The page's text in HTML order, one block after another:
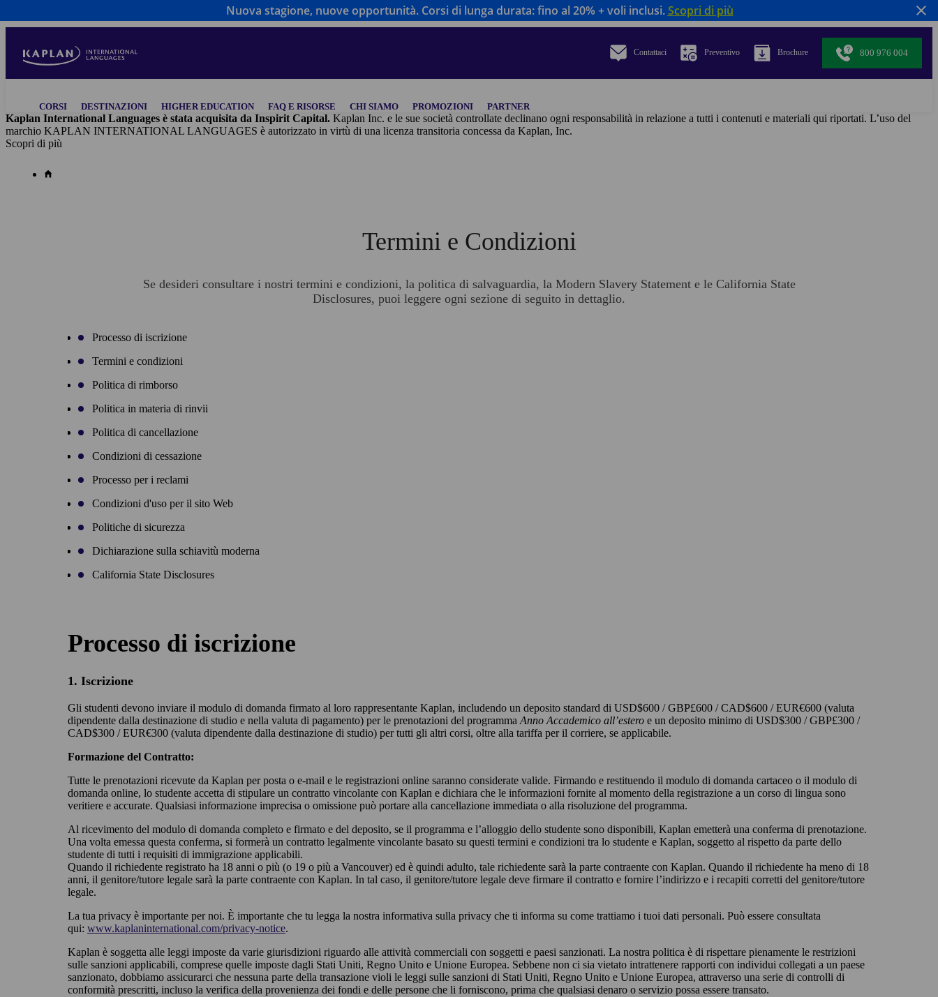
al
principale
Contattaci Preventivo Brochure 800 976 004
navigationCORSI DESTINAZIONI HIGHER EDUCATION FAQ E RISORSE CHI SIAMO PROMOZIONI PARTNER
Kaplan International Languages è stata acquisita da Inspirit Capital. Kaplan Inc. e le sue società controllate declinano ogni responsabilità in relazione a tutti i contenuti e materiali qui riportati. L’uso del
marchio KAPLAN INTERNATIONAL LANGUAGES è autorizzato in virtù di una licenza transitoria concessa da Kaplan, Inc.
Scopri di più
Nuova stagione, nuove opportunità. Corsi di lunga durata: fino al 20% + voli inclusi.Scopri di più
Termini e Condizioni
Se desideri consultare i nostri termini e condizioni, la politica di salvaguardia, la Modern Slavery Statement e le California State
Disclosures, puoi leggere ogni sezione di seguito in dettaglio.
Processo di iscrizione
Termini e condizioni
Politica di rimborso
Politica in materia di rinvii
Politica di cancellazione
Condizioni di cessazione
Processo per i reclami
Condizioni d'uso per il sito Web
Politiche di sicurezza
Dichiarazione sulla schiavitù moderna
California State Disclosures
Processo di iscrizione
1. Iscrizione
Gli studenti devono inviare il modulo di domanda firmato al loro rappresentante Kaplan, includendo un deposito standard di USD$600 / GBP£600 / CAD$600 / EUR€600 (valuta
dipendente dalla destinazione di studio e nella valuta di pagamento) per le prenotazioni del programmaAnno Accademico all’estero e un deposito minimo di USD$300 / GBP£300 /
CAD$300 / EUR€300 (valuta dipendente dalla destinazione di studio) per tutti gli altri corsi, oltre alla tariffa per il corriere, se applicabile.
Formazione del Contratto:
Tutte le prenotazioni ricevute da Kaplan per posta o e-mail e le registrazioni online saranno considerate valide. Firmando e restituendo il modulo di domanda cartaceo o il modulo di
domanda online, lo studente accetta di stipulare un contratto vincolante con Kaplan e dichiara che le informazioni fornite al momento della registrazione a un corso di lingua sono
veritiere e accurate. Qualsiasi informazione imprecisa o omissione può portare alla cancellazione immediata o alla risoluzione del programma.
Al ricevimento del modulo di domanda completo e firmato e del deposito, se il programma e l’alloggio dello studente sono disponibili, Kaplan emetterà una conferma di prenotazione.
Una volta emessa questa conferma, si formerà un contratto legalmente vincolante basato su questi termini e condizioni tra lo studente e Kaplan, soggetto al rispetto da parte dello
studente di tutti i requisiti di immigrazione applicabili.
Quando il richiedente registrato ha 18 anni o più (o 19 o più a Vancouver) ed è quindi adulto, tale richiedente sarà la parte contraente con Kaplan. Quando il richiedente ha meno di 18
anni, il genitore/tutore legale sarà la parte contraente con Kaplan. In tal caso, il genitore/tutore legale deve firmare il contratto e fornire l’indirizzo e i recapiti corretti del genitore/tutore
legale.
La tua privacy è importante per noi. È importante che tu legga la nostra informativa sulla privacy che ti informa su come trattiamo i tuoi dati personali. Può essere consultata
qui: www.kaplaninternational.com/privacy-notice.
Kaplan è soggetta alle leggi imposte da varie giurisdizioni riguardo alle attività commerciali con soggetti e paesi sanzionati. La nostra politica è di rispettare pienamente le restrizioni
sulle sanzioni applicabili, comprese quelle imposte dagli Stati Uniti, Regno Unito e Unione Europea. Sebbene non ci sia vietato intrattenere rapporti con individui collegati a un paese
sanzionato, dobbiamo assicurarci che nessuna parte della transazione violi le leggi sulle sanzioni di Stati Uniti, Regno Unito e Unione Europea, attraverso una serie di controlli di
conformità prescritti, incluso la verifica della provenienza dei fondi e delle persone che li forniscono, prima che qualsiasi denaro o servizio possa essere transato.